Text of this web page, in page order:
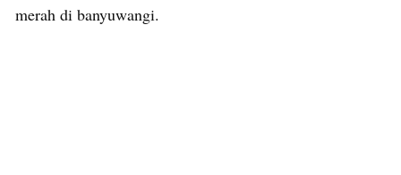
merah di banyuwangi.